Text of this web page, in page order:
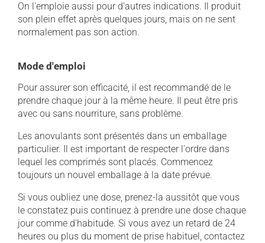
On l'emploie aussi pour d'autres indications. Il produit
son plein effet après quelques jours, mais on ne sent
normalement pas son action.
Mode d'emploi
Pour assurer son efficacité, il est recommandé de le
prendre chaque jour à la même heure. Il peut être pris
avec ou sans nourriture, sans problème.
Les anovulants sont présentés dans un emballage
particulier. Il est important de respecter l'ordre dans
lequel les comprimés sont placés. Commencez
toujours un nouvel emballage à la date prévue.
Si vous oubliez une dose, prenez-la aussitôt que vous
le constatez puis continuez à prendre une dose chaque
jour comme d'habitude. Si vous avez un retard de 24
heures ou plus du moment de prise habituel, contactez